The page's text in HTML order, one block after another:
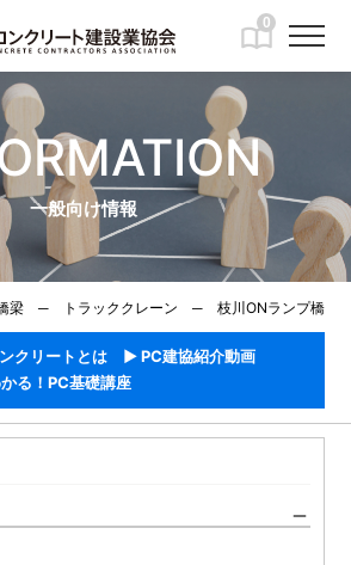
0
一般向け情報
梁 ─ トラッククレーン ─ 枝川ONランプ橋
クリートとは
PC建協紹介動画
る！PC基礎講座